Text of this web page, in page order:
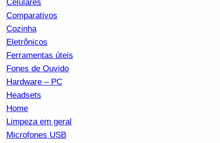
Celulares
Comparativos
Cozinha
Eletrônicos
Ferramentas úteis
Fones de Ouvido
Hardware – PC
Headsets
Home
Limpeza em geral
Microfones USB